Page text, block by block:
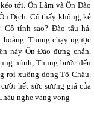
tới. Ôn Lâm và Ôn Đào
Dịch. Cô thấy không, kẻ
Cô tính sao? Đào tẩu hả.
Thung chạy ngược
này Ôn Đào đứng chắn.
mình, Thung bước đến
rơi xuống dòng Tô Châu.
hết sức sương giá của
nghe vang vọng